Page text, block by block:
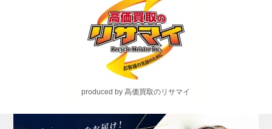
produced by 高価買取のリサマイ